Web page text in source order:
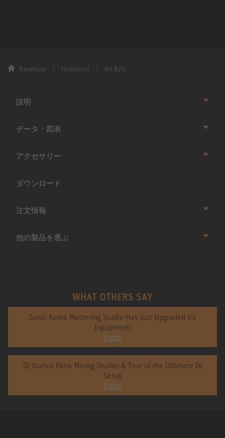
Neumann Historical KH 870
説明
データ・図表
アクセサリー
ダウンロード
注文情報
他の製品を選ぶ
WHAT OTHERS SAY
Sonic Korea Mastering Studio Has Just Upgraded Its
Equipment!
Video
DJ Statics Paris Mixing Studio: A Tour of the Ultimate DJ
Setup
Video